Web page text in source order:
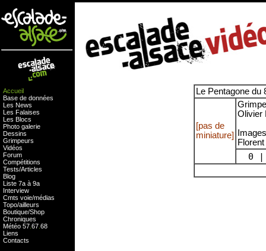
Accueil
Base de données
Les News
Les Falaises
Les Blocs
Photo galerie
Dessins
Grimpeurs
Vidéos
Forum
Compétitions
Tests/Articles
Blog
Liste 7a à 9a
Interview
Cmts voie/médias
Topo/ailleurs
Boutique/Shop
Chroniques
Météo 57 67 68
Liens
Contacts
Le Pentagone du
[pas de
miniature]
Olivier
0 |